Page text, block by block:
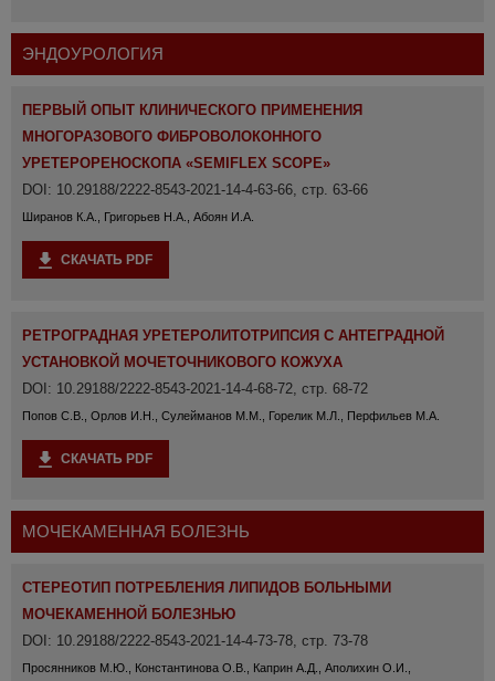
ЭНДОУРОЛОГИЯ
ПЕРВЫЙ ОПЫТ КЛИНИЧЕСКОГО ПРИМЕНЕНИЯ
МНОГОРАЗОВОГО ФИБРОВОЛОКОННОГО
УРЕТЕРОРЕНОСКОПА «SEMIFLEX SCOPE»
DOI: 10.29188/2222-8543-2021-14-4-63-66, стр. 63-66
Ширанов К.А., Григорьев Н.А., Абоян И.А.
СКАЧАТЬ PDF
РЕТРОГРАДНАЯ УРЕТЕРОЛИТОТРИПСИЯ С АНТЕГРАДНОЙ
УСТАНОВКОЙ МОЧЕТОЧНИКОВОГО КОЖУХА
DOI: 10.29188/2222-8543-2021-14-4-68-72, стр. 68-72
Попов С.В., Орлов И.Н., Сулейманов М.М., Горелик М.Л., Перфильев М.А.
СКАЧАТЬ PDF
МОЧЕКАМЕННАЯ БОЛЕЗНЬ
СТЕРЕОТИП ПОТРЕБЛЕНИЯ ЛИПИДОВ БОЛЬНЫМИ
МОЧЕКАМЕННОЙ БОЛЕЗНЬЮ
DOI: 10.29188/2222-8543-2021-14-4-73-78, стр. 73-78
Просянников М.Ю., Константинова О.В., Каприн А.Д., Аполихин О.И.,